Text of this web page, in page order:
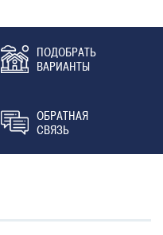
ПОДОБРАТЬ
ВАРИАНТЫ
ОБРАТНАЯ
СВЯЗЬ